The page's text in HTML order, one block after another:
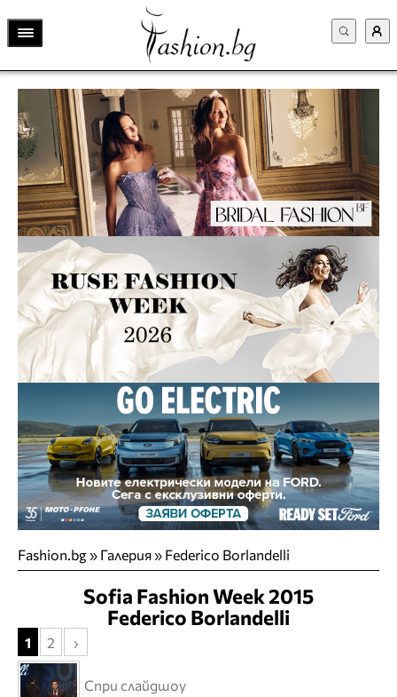
Fashion.bg» Галерия» Federico Borlandelli
Sofia Fashion Week 2015
Federico Borlandelli
Спри слайдшоу
1 2 ›